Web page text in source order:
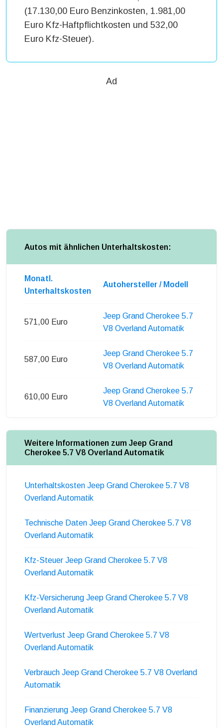
(17.130,00 Euro Benzinkosten, 1.981,00
Euro Kfz-Haftpflichtkosten und 532,00
Euro Kfz-Steuer).
Ad
Autos mit ähnlichen Unterhaltskosten:
Monatl.
Unterhaltskosten
Autohersteller / Modell
571,00 Euro
Jeep Grand Cherokee 5.7
V8 Overland Automatik
587,00 Euro
Jeep Grand Cherokee 5.7
V8 Overland Automatik
610,00 Euro
Jeep Grand Cherokee 5.7
V8 Overland Automatik
Weitere Informationen zum Jeep Grand
Cherokee 5.7 V8 Overland Automatik
Unterhaltskosten Jeep Grand Cherokee 5.7 V8
Overland Automatik
Technische Daten Jeep Grand Cherokee 5.7 V8
Overland Automatik
Kfz-Steuer Jeep Grand Cherokee 5.7 V8
Overland Automatik
Kfz-Versicherung Jeep Grand Cherokee 5.7 V8
Overland Automatik
Wertverlust Jeep Grand Cherokee 5.7 V8
Overland Automatik
Verbrauch Jeep Grand Cherokee 5.7 V8 Overland
Automatik
Finanzierung Jeep Grand Cherokee 5.7 V8
Overland Automatik